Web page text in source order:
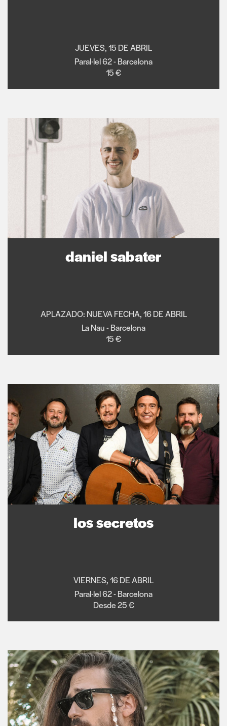
JUEVES, 15 DE ABRIL
Paral·lel 62 - Barcelona
15 €
daniel sabater
APLAZADO: NUEVA FECHA, 16 DE ABRIL
La Nau - Barcelona
15 €
los secretos
VIERNES, 16 DE ABRIL
Paral·lel 62 - Barcelona
Desde 25 €